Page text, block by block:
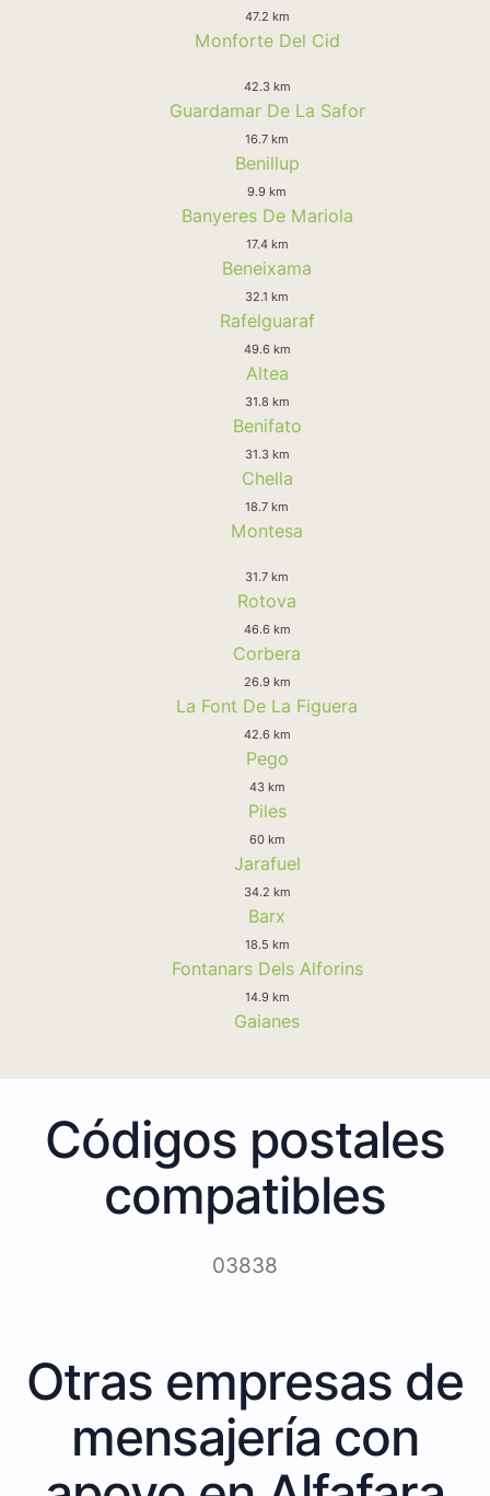
47.2 km
Monforte Del Cid
42.3 km
Guardamar De La Safor
16.7 km
Benillup
9.9 km
Banyeres De Mariola
17.4 km
Beneixama
32.1 km
Rafelguaraf
49.6 km
Altea
31.8 km
Benifato
31.3 km
Chella
18.7 km
Montesa
31.7 km
Rotova
46.6 km
Corbera
26.9 km
La Font De La Figuera
42.6 km
Pego
43 km
Piles
60 km
Jarafuel
34.2 km
Barx
18.5 km
Fontanars Dels Alforins
14.9 km
Gaianes
Códigos postales
compatibles
03838
Otras empresas de
mensajería con